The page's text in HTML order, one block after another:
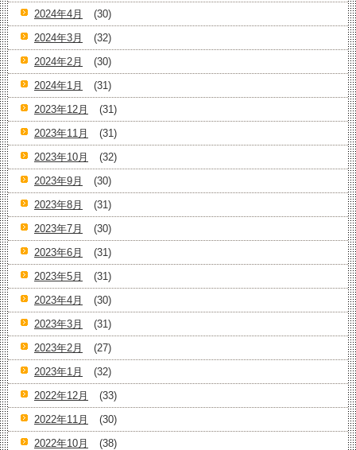
2024年4月
(30)
2024年3月
(32)
2024年2月
(30)
2024年1月
(31)
2023年12月
(31)
2023年11月
(31)
2023年10月
(32)
2023年9月
(30)
2023年8月
(31)
2023年7月
(30)
2023年6月
(31)
2023年5月
(31)
2023年4月
(30)
2023年3月
(31)
2023年2月
(27)
2023年1月
(32)
2022年12月
(33)
2022年11月
(30)
2022年10月
(38)